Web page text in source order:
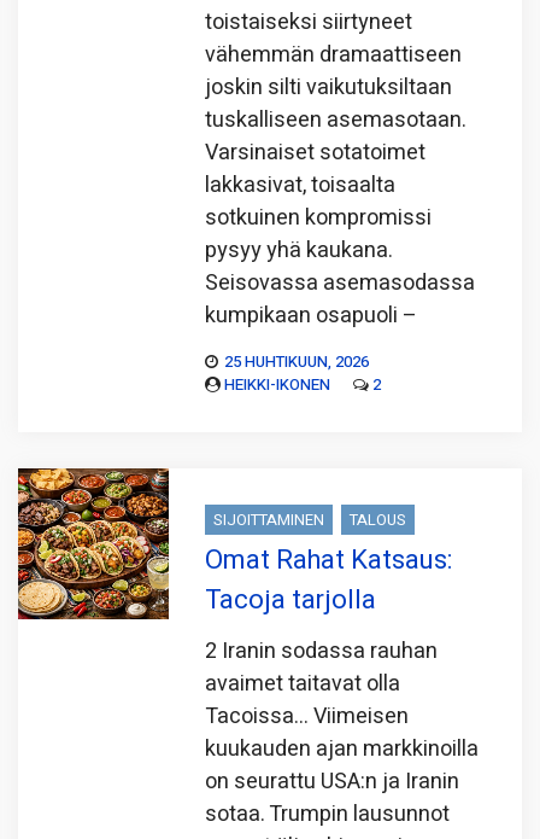
toistaiseksi siirtyneet
vähemmän dramaattiseen
joskin silti vaikutuksiltaan
tuskalliseen asemasotaan.
Varsinaiset sotatoimet
lakkasivat, toisaalta
sotkuinen kompromissi
pysyy yhä kaukana.
Seisovassa asemasodassa
kumpikaan osapuoli –
25 HUHTIKUUN, 2026
HEIKKI-IKONEN
2
SIJOITTAMINEN TALOUS
Omat Rahat Katsaus:
Tacoja tarjolla
2 Iranin sodassa rauhan
avaimet taitavat olla
Tacoissa… Viimeisen
kuukauden ajan markkinoilla
on seurattu USA:n ja Iranin
sotaa. Trumpin lausunnot